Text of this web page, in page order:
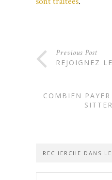
Previous Post
REJOIGNEZ
COMBIEN
RECHERCHE DANS